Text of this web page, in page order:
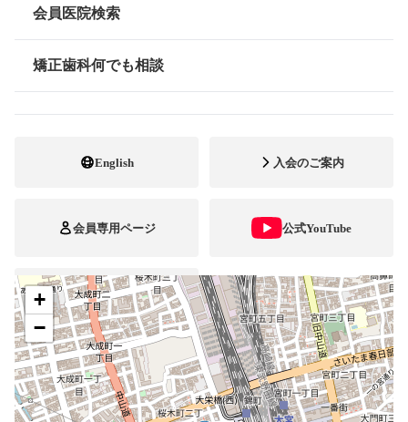
情報公開
会員医院検索
矯正歯科何でも相談
English 入会のご案内
会員専用ページ 公式YouTube
ブレスマ
FAX番号 048-644-3280
顎口腔機能診断施設
自立支援医療
+
−